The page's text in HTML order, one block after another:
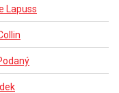
Lapuss